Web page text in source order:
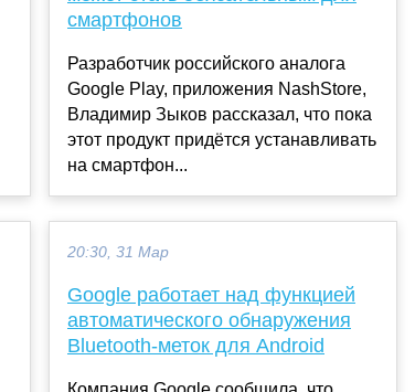
смартфонов
Разработчик российского аналога
Google Play, приложения NashStore,
Владимир Зыков рассказал, что пока
этот продукт придётся устанавливать
на смартфон...
20:30, 31 Мар
Google работает над функцией
автоматического обнаружения
Bluetooth-меток для Android